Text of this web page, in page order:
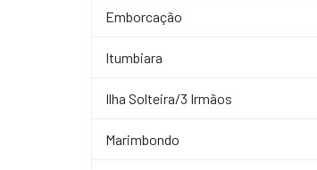
Emborcação
Itumbiara
Ilha Solteira/3 Irmãos
Marimbondo